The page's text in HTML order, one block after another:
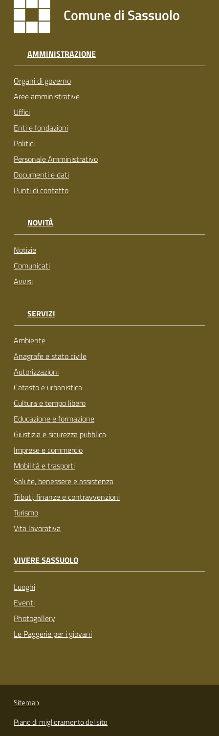
Comune di Sassuolo
AMMINISTRAZIONE
Organi di governo
Aree amministrative
Uffici
Enti e fondazioni
Politici
Personale Amministrativo
Documenti e dati
Punti di contatto
NOVITÀ
Notizie
Comunicati
Avvisi
SERVIZI
Ambiente
Anagrafe e stato civile
Autorizzazioni
Catasto e urbanistica
Cultura e tempo libero
Educazione e formazione
Giustizia e sicurezza pubblica
Imprese e commercio
Mobilità e trasporti
Salute, benessere e assistenza
Tributi, finanze e contravvenzioni
Turismo
Vita lavorativa
VIVERE SASSUOLO
Luoghi
Eventi
Photogallery
Le Paggerie per i giovani
Sitemap
Piano di miglioramento del sito